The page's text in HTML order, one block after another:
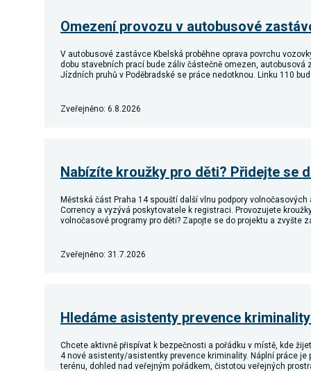
Omezení provozu v autobusové
V autobusové zastávce Kbelská proběhne oprava povrchu
dobu stavebních prací bude záliv částečně omezen, autobusová
Jízdních pruhů v Poděbradské se práce nedotknou. Linku 110
Zveřejněno: 6.8.2026
Nabízíte kroužky pro děti? Přidejte se
Městská část Praha 14 spouští další vlnu podpory
Corrency a vyzývá poskytovatele k registraci. Provozujete
volnočasové programy pro děti? Zapojte se do projektu a zvyšte
Zveřejněno: 31.7.2026
Hledáme asistenty prevence
Chcete aktivně přispívat k bezpečnosti a pořádku v místě, kde
4 nové asistenty/asistentky prevence kriminality. Náplní práce je
terénu, dohled nad veřejným pořádkem, čistotou veřejných